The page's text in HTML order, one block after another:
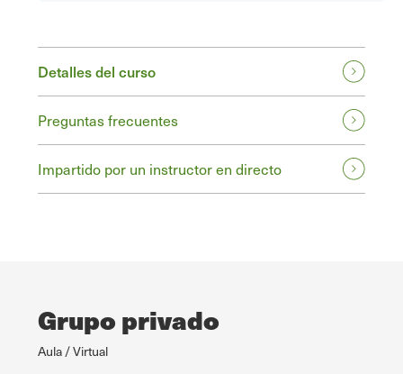
Detalles del curso
Preguntas frecuentes
Impartido por un instructor en directo
Grupo privado
Aula / Virtual